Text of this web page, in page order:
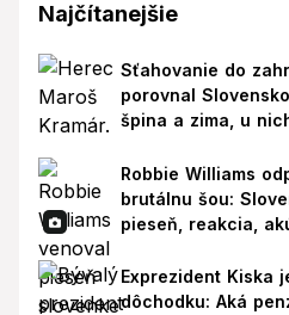
Najčítanejšie
Sťahovanie do
porovnal
špina a zima, u
Robbie Williams
brutálnu šou:
pieseň, reakcia,
Exprezident Kiska
dôchodku: Aká